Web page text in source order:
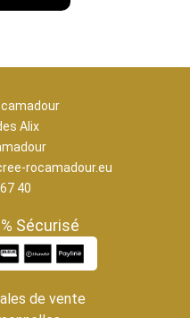
Alix
rocamadour.eu
40
Sécurisé
de vente